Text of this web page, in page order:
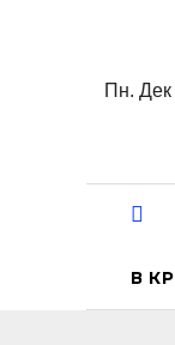
содержаниюПн.
В